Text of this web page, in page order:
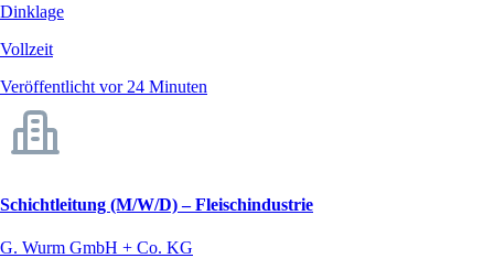
Dinklage
Vollzeit
Veröffentlicht vor 24 Minuten
Schichtleitung (M/W/D) – Fleischindustrie
G. Wurm GmbH + Co. KG